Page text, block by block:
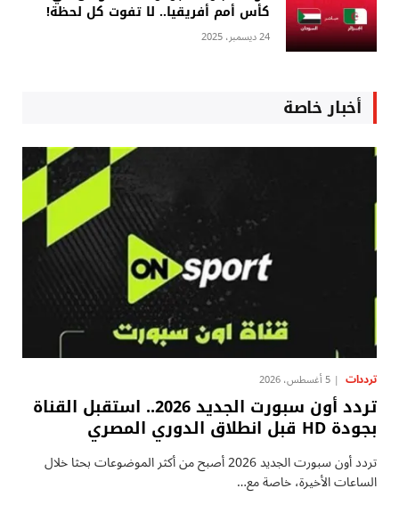
كأس أمم أفريقيا.. لا تفوت كل لحظة!
24 ديسمبر، 2025
أخبار خاصة
ترددات 5 أغسطس، 2026
تردد أون سبورت الجديد 2026.. استقبل القناة
بجودة HD قبل انطلاق الدوري المصري
تردد أون سبورت الجديد 2026 أصبح من أكثر الموضوعات بحثا خلال
الساعات الأخيرة، خاصة مع…